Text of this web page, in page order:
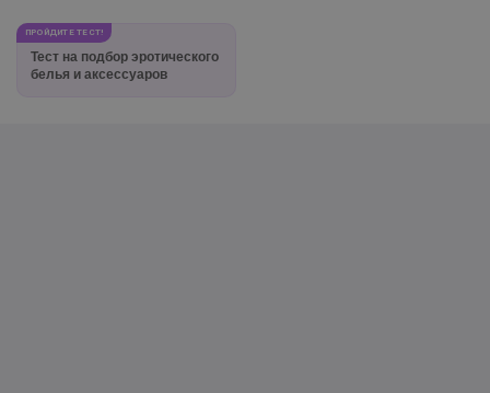
ПРОЙДИТЕ ТЕСТ!
Тест на подбор эротического
белья и аксессуаров